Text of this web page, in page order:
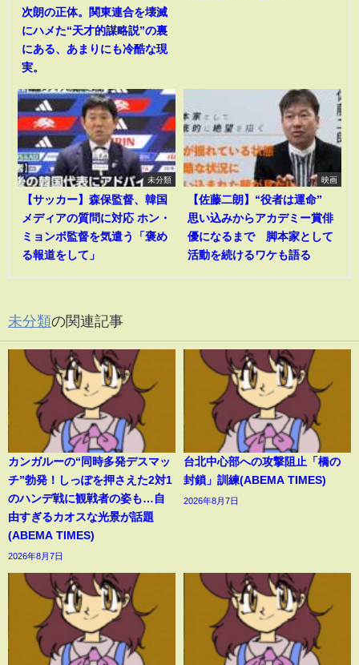
次朗の正体。関東連合を壊滅
にハメた“天才的謀略説”の裏
にある、あまりにも冷酷な現
実。
未分類
【サッカー】森保監督、韓国
メディアの質問に対応 ホン・
ミョンボ監督を気遣う「褒め
る報道をして」
映画
【佐藤二朗】“役者は運命”
思い込みからアカデミー賞俳
優になるまで 脚本家として
活動を続けるワケも語る
未分類の関連記事
カンガルーの“同時多発デスマッ
チ”勃発！しっぽを押さえた2対1
のハンデ戦に観戦者の姿も…自
由すぎるカオスな光景が話題
(ABEMA TIMES)
2026年8月7日
台北中心部への攻撃阻止「橋の
封鎖」訓練(ABEMA TIMES)
2026年8月7日